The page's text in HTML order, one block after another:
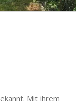
Mit ihrem